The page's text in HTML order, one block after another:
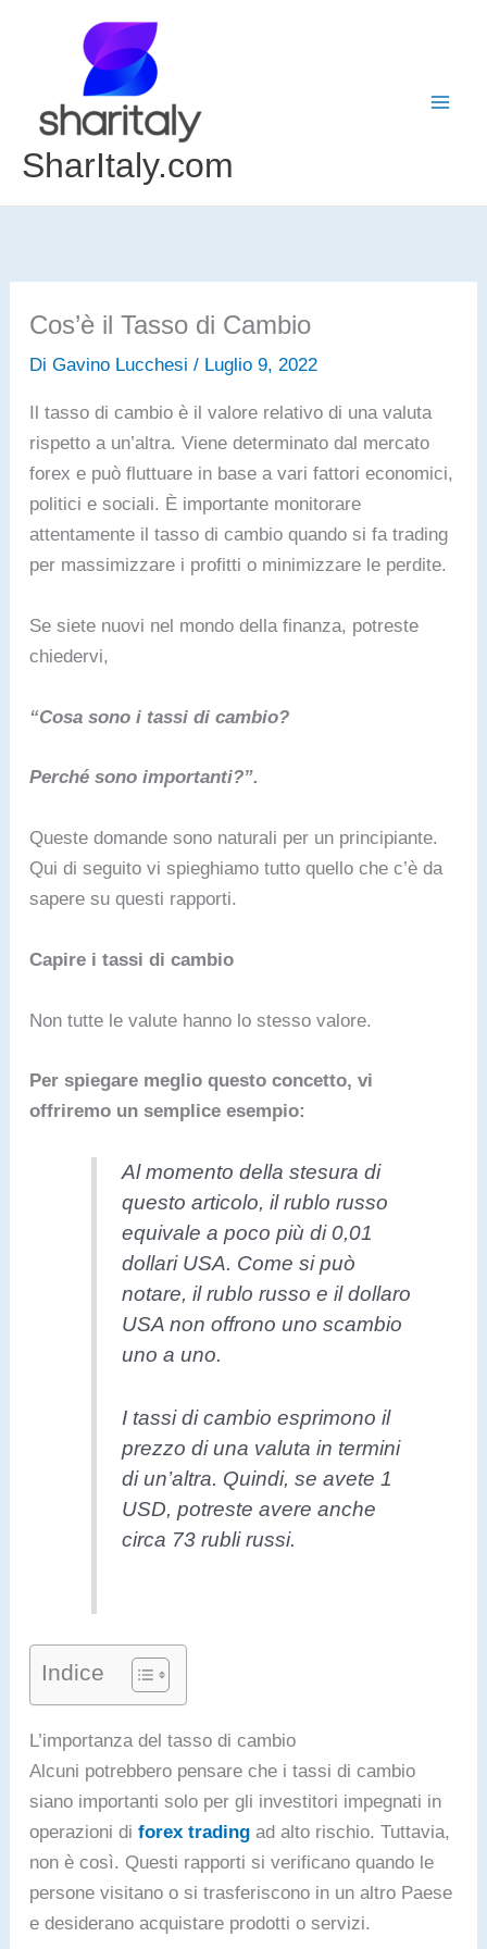
SharItaly.com
Cos’è il Tasso di Cambio
Di Gavino Lucchesi / Luglio 9, 2022
Il tasso di cambio è il valore relativo di una valuta
rispetto a un’altra. Viene determinato dal mercato
forex e può fluttuare in base a vari fattori economici,
politici e sociali. È importante monitorare
attentamente il tasso di cambio quando si fa trading
per massimizzare i profitti o minimizzare le perdite.
Se siete nuovi nel mondo della finanza, potreste
chiedervi,
“Cosa sono i tassi di cambio?
Perché sono importanti?”.
Queste domande sono naturali per un principiante.
Qui di seguito vi spieghiamo tutto quello che c’è da
sapere su questi rapporti.
Capire i tassi di cambio
Non tutte le valute hanno lo stesso valore.
Per spiegare meglio questo concetto, vi
offriremo un semplice esempio:
Al momento della stesura di
questo articolo, il rublo russo
equivale a poco più di 0,01
dollari USA. Come si può
notare, il rublo russo e il dollaro
USA non offrono uno scambio
uno a uno.
I tassi di cambio esprimono il
prezzo di una valuta in termini
di un’altra. Quindi, se avete 1
USD, potreste avere anche
circa 73 rubli russi.
Indice
L’importanza del tasso di cambio
Alcuni potrebbero pensare che i tassi di cambio
siano importanti solo per gli investitori impegnati in
operazioni di forex tradingad alto rischio. Tuttavia,
non è così. Questi rapporti si verificano quando le
persone visitano o si trasferiscono in un altro Paese
e desiderano acquistare prodotti o servizi.